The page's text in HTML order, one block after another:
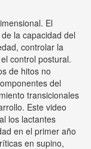
El
la capacidad del
controlar la
control postural.
de hitos no
del
transicionales
Este video
los lactantes
en el primer año
en supino,